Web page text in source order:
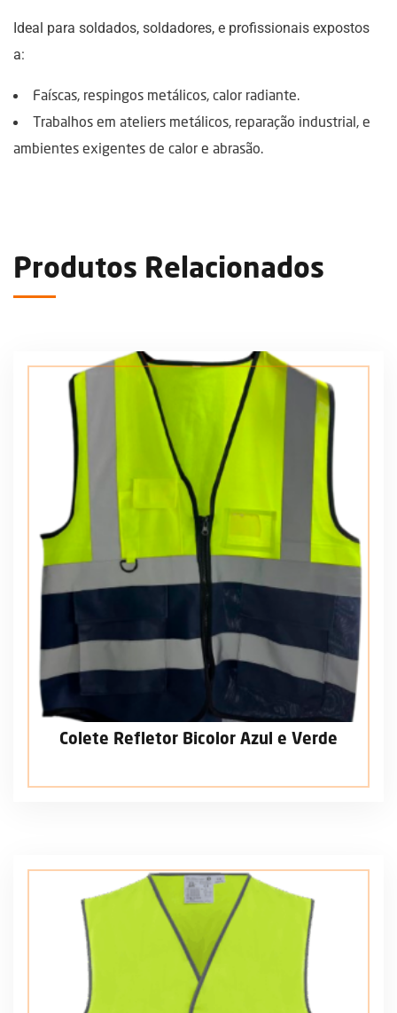
Ideal para soldados, soldadores, e profissionais expostos
a:
Faíscas, respingos metálicos, calor radiante.
Trabalhos em ateliers metálicos, reparação industrial, e
ambientes exigentes de calor e abrasão.
Produtos Relacionados
Colete Refletor Bicolor Azul e Verde